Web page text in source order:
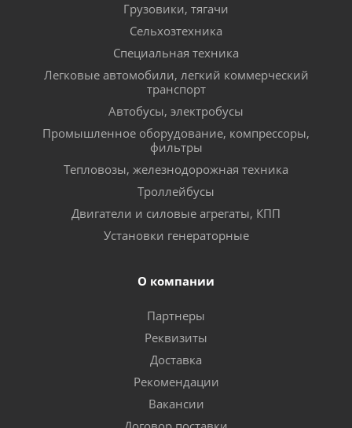
Грузовики, тягачи
Сельхозтехника
Специальная техника
Легковые автомобили, легкий коммерческий
транспорт
Автобусы, электробусы
Промышленное оборудование, компрессоры,
фильтры
Тепловозы, железнодорожная техника
Троллейбусы
Двигатели и силовые агрегаты, КПП
Установки генераторные
О компании
Партнеры
Реквизиты
Доставка
Рекомендации
Вакансии